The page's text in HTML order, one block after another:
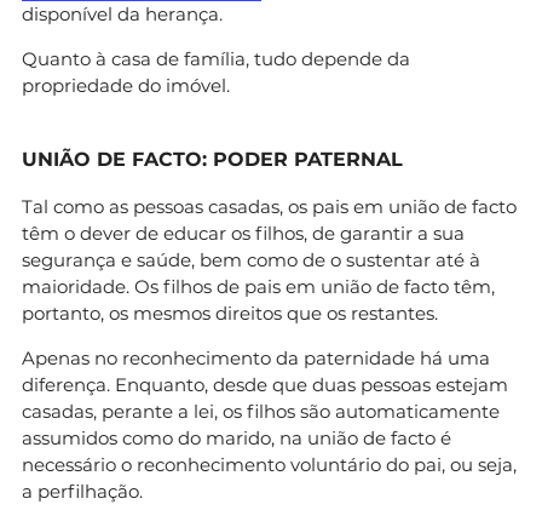
disponível da herança.
Quanto à casa de família, tudo depende da
propriedade do imóvel.
UNIÃO DE FACTO: PODER PATERNAL
Tal como as pessoas casadas, os pais em união de facto
têm o dever de educar os filhos, de garantir a sua
segurança e saúde, bem como de o sustentar até à
maioridade. Os filhos de pais em união de facto têm,
portanto, os mesmos direitos que os restantes.
Apenas no reconhecimento da paternidade há uma
diferença. Enquanto, desde que duas pessoas estejam
casadas, perante a lei, os filhos são automaticamente
assumidos como do marido, na união de facto é
necessário o reconhecimento voluntário do pai, ou seja,
a perfilhação.